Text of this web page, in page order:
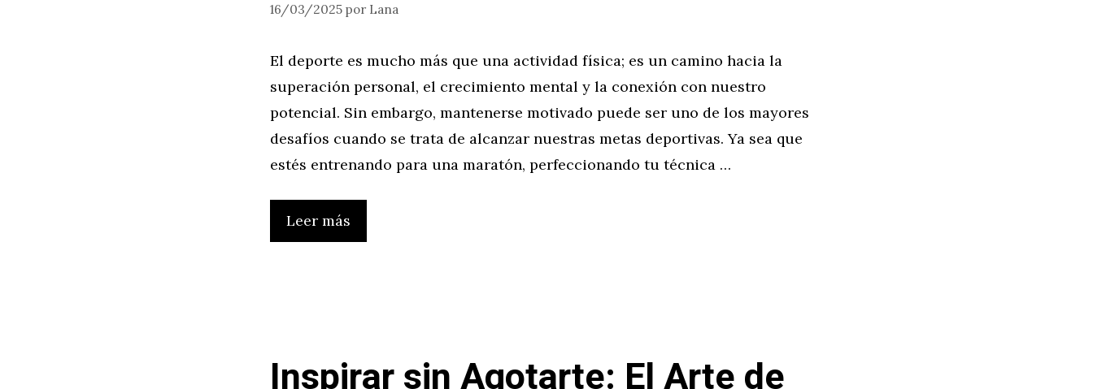
16/03/2025 por Lana
El deporte es mucho más que una actividad física; es un camino hacia la
superación personal, el crecimiento mental y la conexión con nuestro
potencial. Sin embargo, mantenerse motivado puede ser uno de los mayores
desafíos cuando se trata de alcanzar nuestras metas deportivas. Ya sea que
estés entrenando para una maratón, perfeccionando tu técnica …
Leer más
Inspirar sin Agotarte: El Arte de